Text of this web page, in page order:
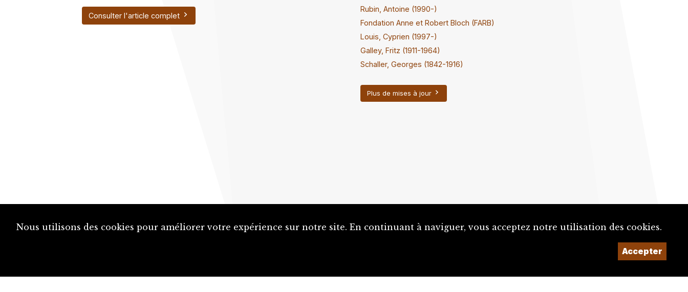
Consulter l'article complet
Rubin, Antoine (1990-)
Fondation Anne et Robert Bloch (FARB)
Louis, Cyprien (1997-)
Galley, Fritz (1911-1964)
Schaller, Georges (1842-1916)
Plus de mises à jour
Un projet de la
Nous utilisons des cookies pour améliorer votre expérience sur notre site. En continuant à naviguer, vous acceptez notre utilisation des cookies.
Accepter